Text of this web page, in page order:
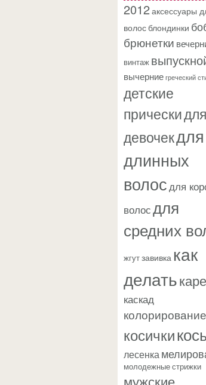
2012аксессуары
волосблондинки
брюнетки
винтаж
вычерние греческий
детские
прическидля
девочекдля
длинных
волосдля
волосдля
средних
жгутзавивка как
делатькаре
каскад
колорирование
косички
лесенка
молодежные стрижки
мужские